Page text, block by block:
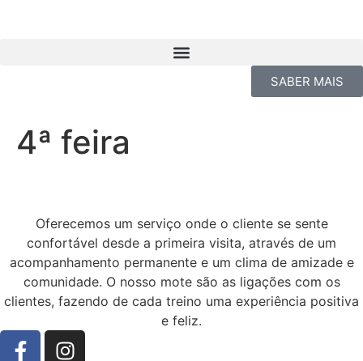
SABER MAIS
4ª feira
Oferecemos um serviço onde o cliente se sente
confortável desde a primeira visita, através de um
acompanhamento permanente e um clima de amizade e
comunidade. O nosso mote são as ligações com os
clientes, fazendo de cada treino uma experiência positiva
e feliz.